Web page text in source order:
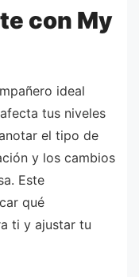
con My
ideal
tus niveles
el tipo de
y los cambios
Este
qué
ti y ajustar tu